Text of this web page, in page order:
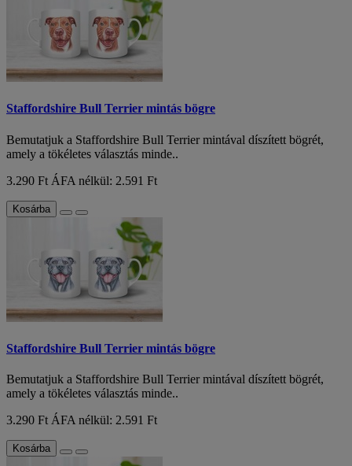
Staffordshire Bull Terrier mintás bögre
Bemutatjuk a Staffordshire Bull Terrier mintával díszített bögrét,
amely a tökéletes választás minde..
3.290 Ft ÁFA nélkül: 2.591 Ft
Kosárba
Staffordshire Bull Terrier mintás bögre
Bemutatjuk a Staffordshire Bull Terrier mintával díszített bögrét,
amely a tökéletes választás minde..
3.290 Ft ÁFA nélkül: 2.591 Ft
Kosárba